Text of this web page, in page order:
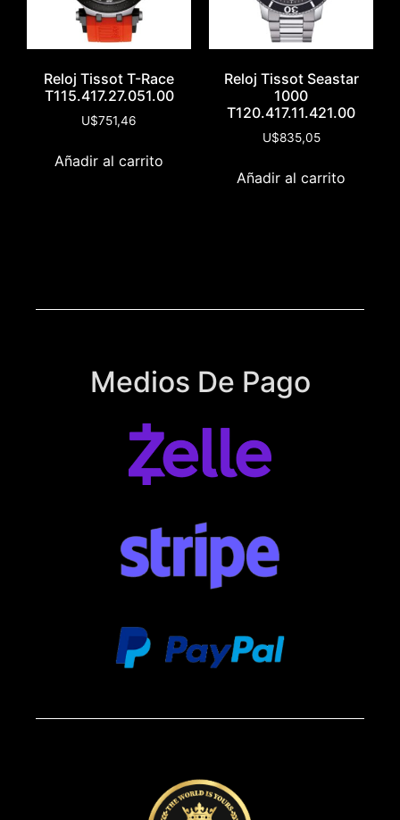
Reloj Tissot T-Race
T115.417.27.051.00
U$751,46
Añadir al carrito
Reloj Tissot Seastar
1000
T120.417.11.421.00
U$835,05
Añadir al carrito
Medios De Pago